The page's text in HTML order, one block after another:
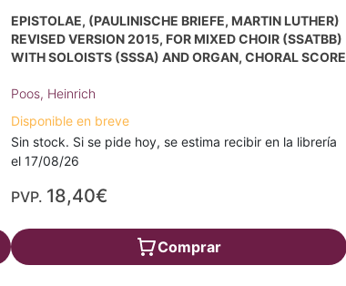
EPISTOLAE, (PAULINISCHE BRIEFE, MARTIN LUTHER)
REVISED VERSION 2015, FOR MIXED CHOIR (SSATBB)
WITH SOLOISTS (SSSA) AND ORGAN, CHORAL SCORE
Poos, Heinrich
Disponible en breve
Sin stock. Si se pide hoy, se estima recibir en la librería
el 17/08/26
PVP. 18,40€
Comprar